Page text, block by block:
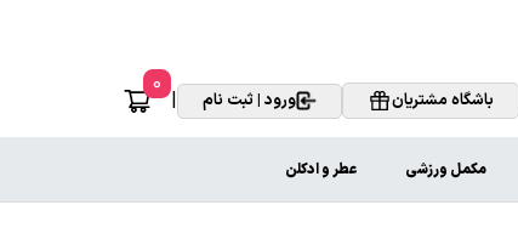
باشگاه مشتریان ورود | ثبت نام |
0
مکمل ورزشی عطر و ادکلن